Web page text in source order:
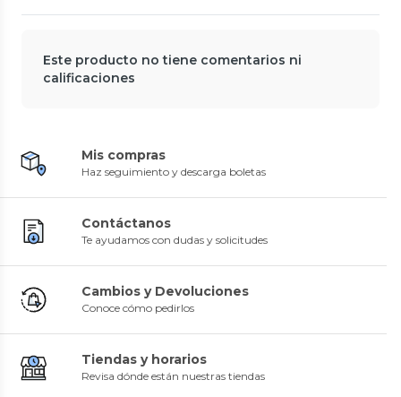
Este producto no tiene comentarios ni
calificaciones
Mis compras
Haz seguimiento y descarga boletas
Contáctanos
Te ayudamos con dudas y solicitudes
Cambios y Devoluciones
Conoce cómo pedirlos
Tiendas y horarios
Revisa dónde están nuestras tiendas